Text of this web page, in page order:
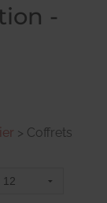
-
> Coffrets